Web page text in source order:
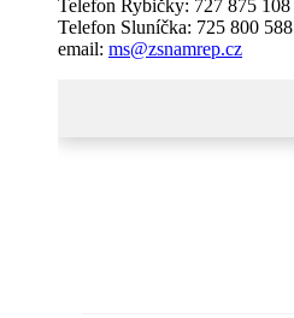
Telefon Rybičky: 727 875 108
Telefon Sluníčka: 725 800 588
email: ms@zsnamrep.cz